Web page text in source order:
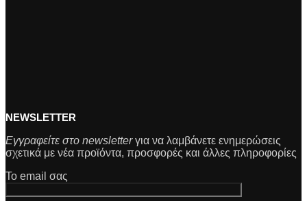
NEWSLETTER
Εγγραφείτε στο newsletterγια να λαμβάνετε ενημερώσεις
σχετικά με νέα προϊόντα, προσφορές και άλλες πληροφορίες
Το email σας